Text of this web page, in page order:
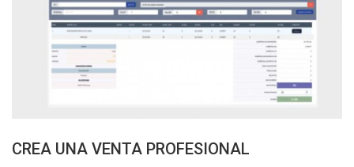
Contactos
Registrarse
CREA UNA VENTA PROFESIONAL